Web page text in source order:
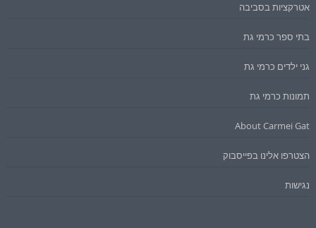
אטרקציות בסביבה
בתי ספר כרמי גת
גני ילדים כרמי גת
תמונות כרמי גת
About Carmei Gat
הצטרפו אלינו בפייסבוק
נגישות